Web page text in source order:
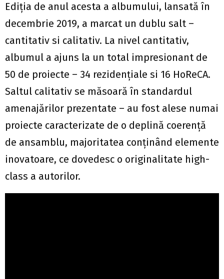
Ediția de anul acesta a albumului, lansată în
decembrie 2019, a marcat un dublu salt –
cantitativ si calitativ. La nivel cantitativ,
albumul a ajuns la un total impresionant de
50 de proiecte – 34 rezidențiale si 16 HoReCA.
Saltul calitativ se măsoară în standardul
amenajărilor prezentate – au fost alese numai
proiecte caracterizate de o deplină coerență
de ansamblu, majoritatea conținând elemente
inovatoare, ce dovedesc o originalitate high-
class a autorilor.